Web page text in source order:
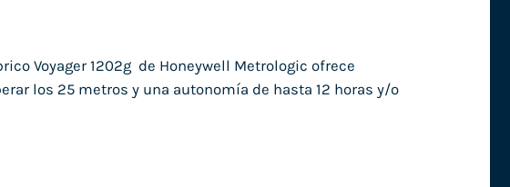
Voyager 1202g de Honeywell Metrologic ofrece
los 25 metros y una autonomía de hasta 12 horas y/o